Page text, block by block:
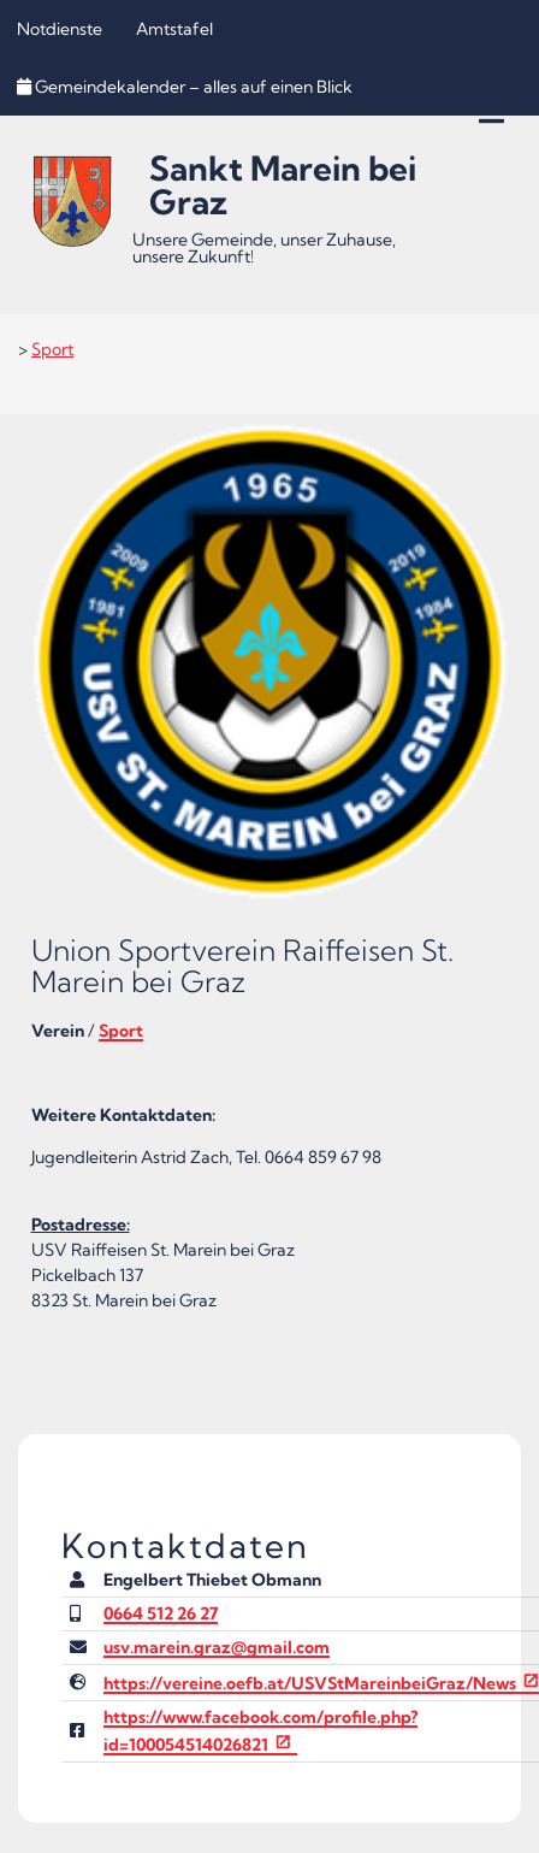
(Accesskey
(Accesskey
2)
(Accesskey
3)
Notdienste Amtstafel
Gemeindekalender – alles auf einen Blick
Sankt Marein bei
Graz
Unsere Gemeinde, unser Zuhause,
unsere Zukunft!
>Sport
Union Sportverein Raiffeisen St.
Marein bei Graz
Verein/Sport
Weitere Kontaktdaten:
Jugendleiterin Astrid Zach, Tel. 0664 859 67 98
Postadresse:
USV Raiffeisen St. Marein bei Graz
Pickelbach 137
8323 St. Marein bei Graz
Kontaktdaten
Engelbert Thiebet Obmann
0664 512 26 27
usv.marein.graz@gmail.com
https://vereine.oefb.at/USVStMareinbeiGraz/News
https://www.facebook.com/profile.php?
id=100054514026821